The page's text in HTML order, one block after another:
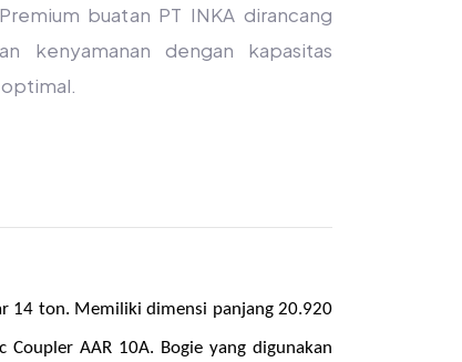
buatan PT INKA dirancang
kenyamanan dengan kapasitas
14 ton. Memiliki dimensi panjang 20.920
AAR 10A. Bogie yang digunakan